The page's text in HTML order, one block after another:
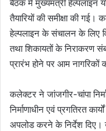
बैठक में मुख्यमंत्री
तैयारियों की समीक्षा की
हेल्पलाइन के संचालन के लिए
तथा शिकायतों के निराकरण
प्रारंभ होने पर आम
कलेक्टर ने जांजगीर-चांपा
निर्माणाधीन एवं प्रगतिरत
अपलोड करने के निर्देश दिए।